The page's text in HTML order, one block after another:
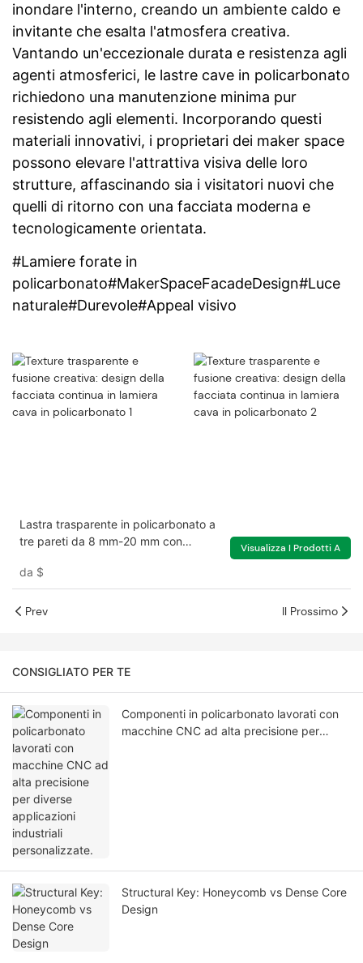
inondare l'interno, creando un ambiente caldo e
invitante che esalta l'atmosfera creativa.
Vantando un'eccezionale durata e resistenza agli
agenti atmosferici, le lastre cave in policarbonato
richiedono una manutenzione minima pur
resistendo agli elementi. Incorporando questi
materiali innovativi, i proprietari dei maker space
possono elevare l'attrattiva visiva delle loro
strutture, affascinando sia i visitatori nuovi che
quelli di ritorno con una facciata moderna e
tecnologicamente orientata.
#Lamiere forate in
policarbonato#MakerSpaceFacadeDesign#Luce
naturale#Durevole#Appeal visivo
Lastra trasparente in policarbonato a
tre pareti da 8 mm-20 mm con
da $
Visualizza I Prodotti A
Prev Il Prossimo
CONSIGLIATO PER TE
Componenti in policarbonato lavorati con
macchine CNC ad alta precisione per
Structural Key: Honeycomb vs Dense Core
Design